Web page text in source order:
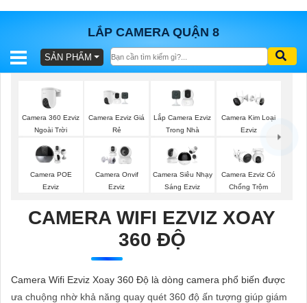
LẮP CAMERA QUẬN 8
BÁO
TRỌN
GÓI
SẢN
LẮP
SẢN PHẨM
Camera 360 Ezviz
Ngoài Trời
Camera Ezviz Giá
Rẻ
Lắp Camera Ezviz
Trong Nhà
Camera Kim Loại
Ezviz
Camera POE
Ezviz
Camera Onvif
Ezviz
Camera Siêu Nhạy
Sáng Ezviz
Camera Ezviz Có
Chống Trộm
CAMERA WIFI EZVIZ XOAY
360 ĐỘ
Camera Wifi Ezviz Xoay 360 Độ là dòng camera phổ biến được
ưa chuộng nhờ khả năng quay quét 360 độ ấn tượng giúp giám